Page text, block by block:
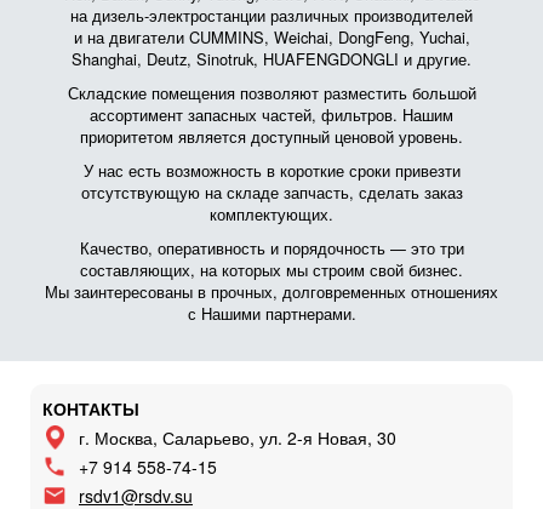
на дизель-электростанции различных производителей
и на двигатели CUMMINS, Weichai, DongFeng, Yuchai,
Shanghai, Deutz, Sinotruk, HUAFENGDONGLI и другие.
Складские помещения позволяют разместить большой
ассортимент запасных частей, фильтров. Нашим
приоритетом является доступный ценовой уровень.
У нас есть возможность в короткие сроки привезти
отсутствующую на складе запчасть, сделать заказ
комплектующих.
Качество, оперативность и порядочность — это три
составляющих, на которых мы строим свой бизнес.
Мы заинтересованы в прочных, долговременных отношениях
с Нашими партнерами.
КОНТАКТЫ
г. Москва, Саларьево, ул. 2-я Новая, 30
+7 914 558-74-15
rsdv1@rsdv.su